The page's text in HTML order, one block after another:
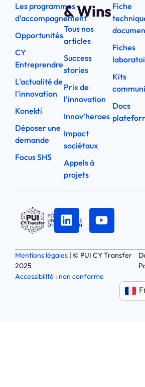
Les programmes
d'accompagnement
Opportunités
CY
Entreprendre
L'actualité de
l'innovation
Konekti
Déposer une
demande
Focus SHS
& Wins
Tous nos
articles
Success
stories
Prix de
l'innovation
Innov’heroes
Impact
sociétaux
Appels à
projets
Fiche
Fiches
Kits
Docs
Mentions légales | © PUI CY Transfer
2025
Accessibilité : non conforme